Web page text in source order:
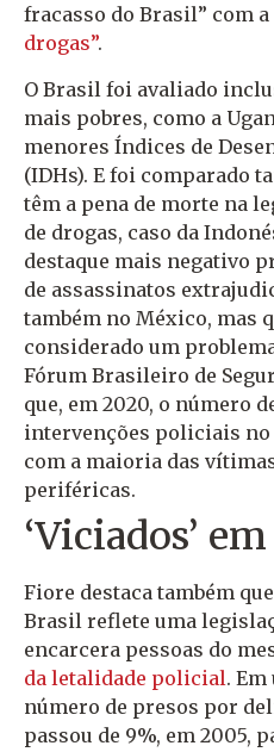
fracasso do Brasil” com a
drogas”.
O Brasil foi avaliado
mais pobres, como a
menores Índices de
(IDHs). E foi comparado
têm a pena de morte na
de drogas, caso da
destaque mais negativo
de assassinatos
também no México, mas
considerado um
Fórum Brasileiro de
que, em 2020, o número
intervenções policiais no
com a maioria das
periféricas.
‘Viciados’
Fiore destaca também
Brasil reflete uma
encarcera pessoas do
da letalidade policial.
número de presos por
passou de 9%, em 2005,